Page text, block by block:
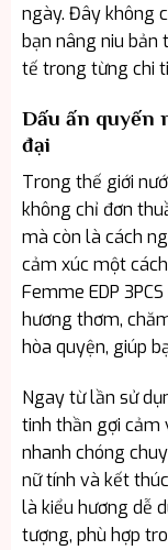
ngày. Đây không
bạn nâng niu bản
tế trong từng chi
Dấu ấn quyến
đại
Trong thế giới
không chỉ đơn
mà còn là cách
cảm xúc một
Femme EDP
hương thơm,
hòa quyện, giúp
Ngay từ lần sử
tinh thần gợi cảm
nhanh chóng
nữ tính và kết
là kiểu hương dễ
tượng, phù hợp